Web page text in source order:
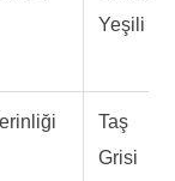
Yeşili
Taş
Grisi